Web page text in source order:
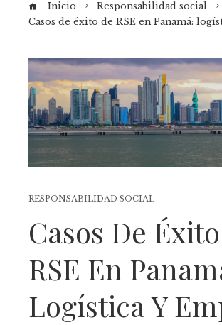
Inicio
Responsabilidad social
Casos de éxito de RSE en Panamá:
RESPONSABILIDAD SOCIAL
Casos De
RSE En
Logística Y